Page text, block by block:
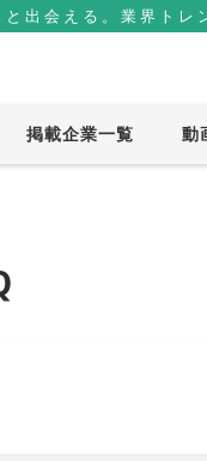
出会える。業界トレ
掲載企業一覧 動